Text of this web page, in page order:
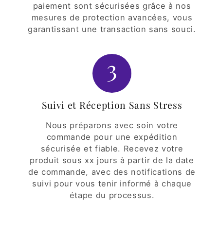
paiement sont sécurisées grâce à nos
mesures de protection avancées, vous
garantissant une transaction sans souci.
3
Suivi et Réception Sans Stress
Nous préparons avec soin votre
commande pour une expédition
sécurisée et fiable. Recevez votre
produit sous xx jours à partir de la date
de commande, avec des notifications de
suivi pour vous tenir informé à chaque
étape du processus.